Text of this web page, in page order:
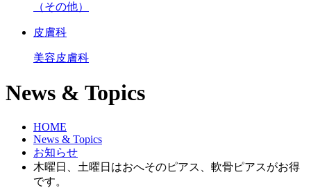
（その他）
皮膚科
美容皮膚科
News & Topics
HOME
News & Topics
お知らせ
木曜日、土曜日はおへそのピアス、軟骨ピアスがお得
です。